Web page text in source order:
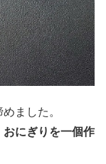
ました。
にぎりを一個作